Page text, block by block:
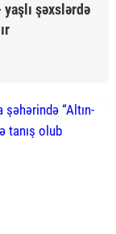
şəxslərdə